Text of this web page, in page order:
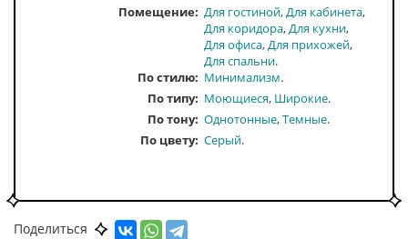
Помещение Для гостиной Для кабинета
Для коридора Для кухни
Для офиса Для прихожей
Для спальни
По стилю
Минимализм
По типу
Моющиеся Широкие
По тону Однотонные Темные
По цвету Серый
Поделиться